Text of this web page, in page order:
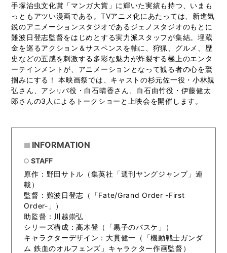
手塚治虫文化賞「マンガ大賞」に輝いた実績も持つ、いまも
っともアツい漫画である。TVアニメ化にあたっては、新進気
鋭のアニメーションスタジオであるジェノスタジオのもとに
難波日登志監督をはじめとする実力派スタッフが集結。埋蔵
金を巡るアクション＆サスペンスを軸に、狩猟、グルメ、歴
史などの五感を刺激する多彩な魅力が炸裂する極上のエンタ
ーテインメントが、アニメーションとなって観る者の心を鷲
掴みにする！ 本映画祭では、キャストの杉元佐一役・小林親
弘さん、アシ リパ役・白石晴香さん、白石由竹役・伊藤健太
郎さんの3人によるトークショーと上映会を開催します。
INFORMATION
STAFF
原作：野田サトル（集英社「週刊ヤングジャンプ」連
載）
監督：難波日登志（「Fate/Grand Order -First
Order-」）
助監督：川越崇弘
シリーズ構成：高木登（「黒子のバスケ」）
キャラクターデザイン：大貫健一（「機動戦士ガンダ
ム 鉄血のオルフェンズ」キャラクター作画監督）